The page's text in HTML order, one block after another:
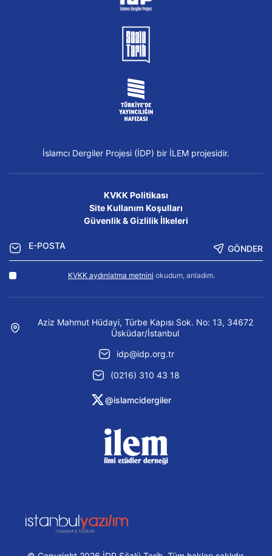
İslamcı Dergiler Projesi (İDP) bir İLEM projesidir.
KVKK Politikası
Site Kullanım Koşulları
Güvenlik & Gizlilik İlkeleri
GÖNDER
KVKK aydınlatma metnini okudum, anladım.
Aziz Mahmut Hüdayi, Türbe Kapısı Sok. No: 13, 34672
Üsküdar/İstanbul
idp@idp.org.tr
(0216) 310 43 18
@islamcidergiler